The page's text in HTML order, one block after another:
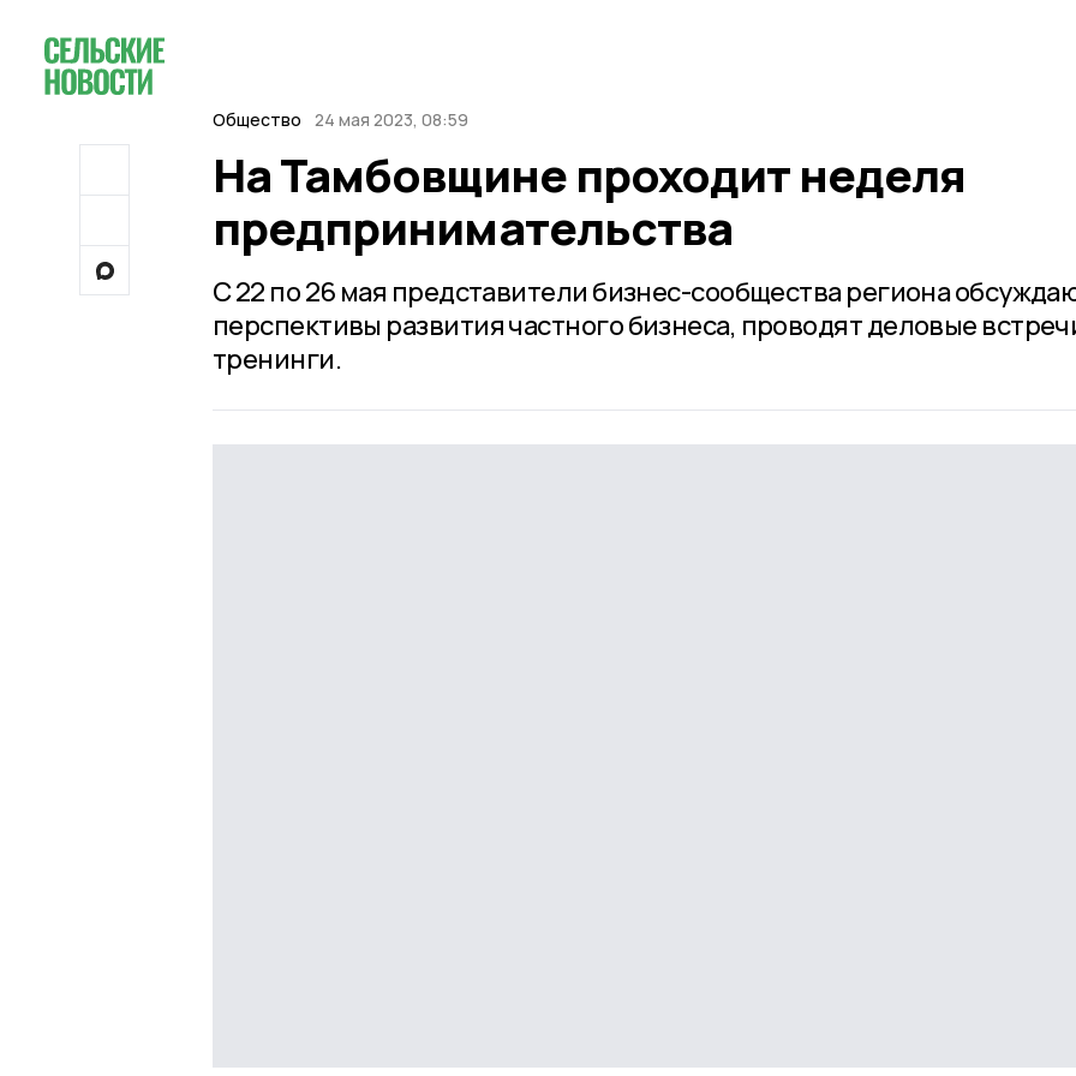
Общество 24 мая 2023, 08:59
На Тамбовщине проходит неделя
предпринимательства
С 22 по 26 мая представители бизнес-сообщества региона
перспективы развития частного бизнеса, проводят деловые
тренинги.